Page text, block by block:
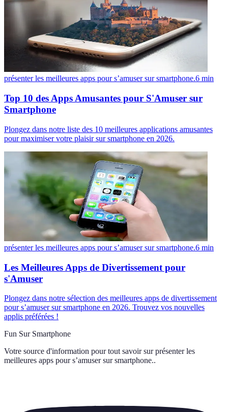
présenter les meilleures apps pour s’amuser sur smartphone.6 min
Top 10 des Apps Amusantes pour S'Amuser sur
Smartphone
Plongez dans notre liste des 10 meilleures applications amusantes
pour maximiser votre plaisir sur smartphone en 2026.
présenter les meilleures apps pour s’amuser sur smartphone.6 min
Les Meilleures Apps de Divertissement pour
s'Amuser
Plongez dans notre sélection des meilleures apps de divertissement
pour s’amuser sur smartphone en 2026. Trouvez vos nouvelles
applis préférées !
Fun Sur Smartphone
Votre source d'information pour tout savoir sur présenter les
meilleures apps pour s’amuser sur smartphone..